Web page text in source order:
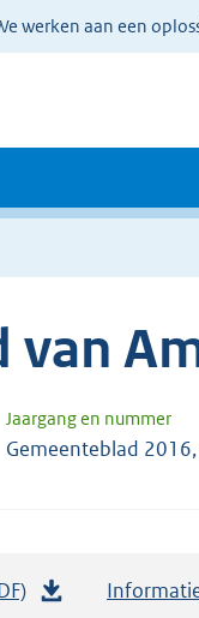
werken aan een
van
Jaargang en nummer
Gemeenteblad